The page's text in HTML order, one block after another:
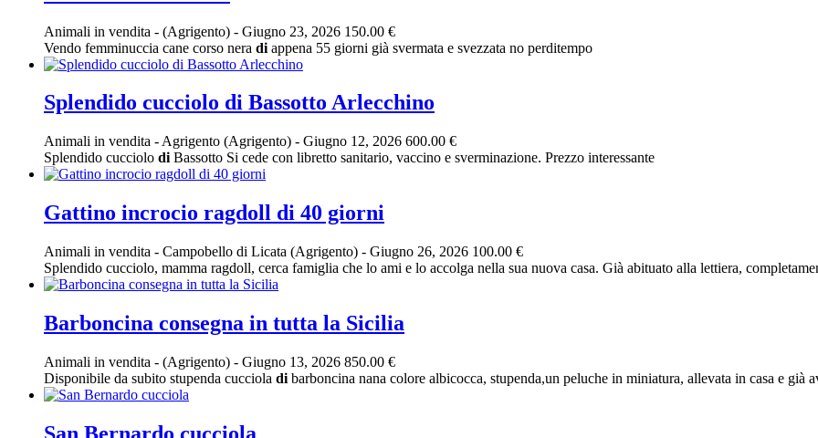
Animali in vendita - (Agrigento) - Giugno 23, 2026 150.00 €
Vendo femminuccia cane corso nera di appena 55 giorni già svermata e svezzata no perditempo
Splendido cucciolo di Bassotto Arlecchino
Animali in vendita - Agrigento (Agrigento) - Giugno 12, 2026 600.00 €
Splendido cucciolo di Bassotto Si cede con libretto sanitario, vaccino e sverminazione. Prezzo interessante
Gattino incrocio ragdoll di 40 giorni
Animali in vendita - Campobello di Licata (Agrigento) - Giugno 26, 2026 100.00 €
Splendido cucciolo, mamma ragdoll, cerca famiglia che lo ami e lo accolga nella sua nuova casa. Già abituato alla lettiera,
Barboncina consegna in tutta la Sicilia
Animali in vendita - (Agrigento) - Giugno 13, 2026 850.00 €
Disponibile da subito stupenda cucciola di barboncina nana colore albicocca, stupenda,un peluche in miniatura, allevata in casa e già